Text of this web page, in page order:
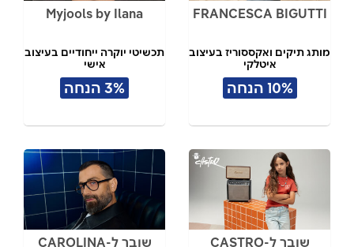
FRANCESCA BIGUTTI
מותג תיקים ואקססוריז בעיצוב
איטלקי
10% הנחה
Myjools by Ilana
תכשיטי יוקרה ייחודיים בעיצוב
אישי
3% הנחה
שובר ל-CASTRO
שובר ל-CAROLINA